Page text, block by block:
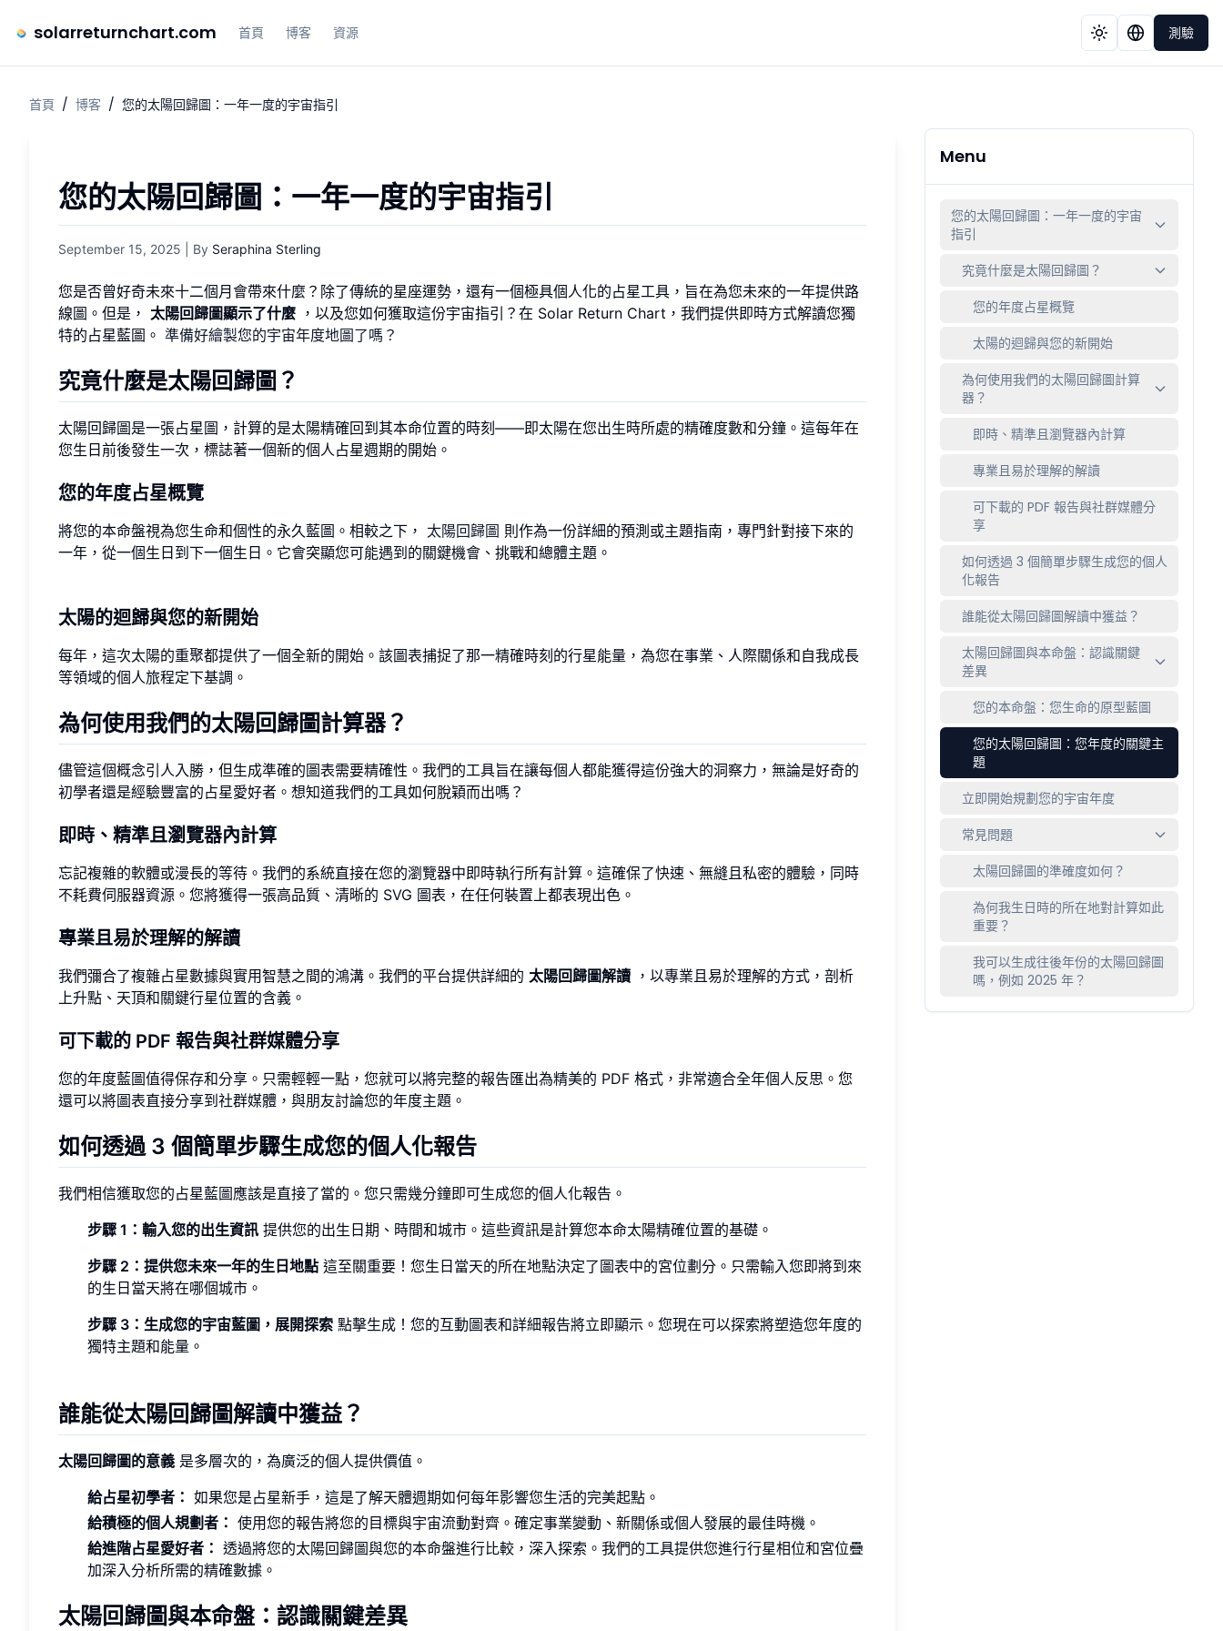
solarreturnchart.com 首頁 博客 資源 測驗
首頁 / 博客 / 您的太陽回歸圖：一年一度的宇宙指引
您的太陽回歸圖：一年一度的宇宙指引
September 15, 2025 | By Seraphina Sterling
您是否曾好奇未來十二個月會帶來什麼？除了傳統的星座運勢，還有一個極具個人化的占星工具，旨在為您未來的一年提供路
線圖。但是， 太陽回歸圖顯示了什麼 ，以及您如何獲取這份宇宙指引？在 Solar Return Chart，我們提供即時方式解讀您獨
特的占星藍圖。 準備好繪製您的宇宙年度地圖了嗎？
究竟什麼是太陽回歸圖？
太陽回歸圖是一張占星圖，計算的是太陽精確回到其本命位置的時刻——即太陽在您出生時所處的精確度數和分鐘。這每年在
您生日前後發生一次，標誌著一個新的個人占星週期的開始。
您的年度占星概覽
將您的本命盤視為您生命和個性的永久藍圖。相較之下， 太陽回歸圖 則作為一份詳細的預測或主題指南，專門針對接下來的
一年，從一個生日到下一個生日。它會突顯您可能遇到的關鍵機會、挑戰和總體主題。
太陽的迴歸與您的新開始
每年，這次太陽的重聚都提供了一個全新的開始。該圖表捕捉了那一精確時刻的行星能量，為您在事業、人際關係和自我成長
等領域的個人旅程定下基調。
為何使用我們的太陽回歸圖計算器？
儘管這個概念引人入勝，但生成準確的圖表需要精確性。我們的工具旨在讓每個人都能獲得這份強大的洞察力，無論是好奇的
初學者還是經驗豐富的占星愛好者。想知道我們的工具如何脫穎而出嗎？
即時、精準且瀏覽器內計算
忘記複雜的軟體或漫長的等待。我們的系統直接在您的瀏覽器中即時執行所有計算。這確保了快速、無縫且私密的體驗，同時
不耗費伺服器資源。您將獲得一張高品質、清晰的 SVG 圖表，在任何裝置上都表現出色。
專業且易於理解的解讀
我們彌合了複雜占星數據與實用智慧之間的鴻溝。我們的平台提供詳細的 太陽回歸圖解讀 ，以專業且易於理解的方式，剖析
上升點、天頂和關鍵行星位置的含義。
可下載的 PDF 報告與社群媒體分享
您的年度藍圖值得保存和分享。只需輕輕一點，您就可以將完整的報告匯出為精美的 PDF 格式，非常適合全年個人反思。您
還可以將圖表直接分享到社群媒體，與朋友討論您的年度主題。
如何透過 3 個簡單步驟生成您的個人化報告
我們相信獲取您的占星藍圖應該是直接了當的。您只需幾分鐘即可生成您的個人化報告。
步驟 1：輸入您的出生資訊 提供您的出生日期、時間和城市。這些資訊是計算您本命太陽精確位置的基礎。
步驟 2：提供您未來一年的生日地點 這至關重要！您生日當天的所在地點決定了圖表中的宮位劃分。只需輸入您即將到來
的生日當天將在哪個城市。
步驟 3：生成您的宇宙藍圖，展開探索 點擊生成！您的互動圖表和詳細報告將立即顯示。您現在可以探索將塑造您年度的
獨特主題和能量。
誰能從太陽回歸圖解讀中獲益？
太陽回歸圖的意義 是多層次的，為廣泛的個人提供價值。
給占星初學者： 如果您是占星新手，這是了解天體週期如何每年影響您生活的完美起點。
給積極的個人規劃者： 使用您的報告將您的目標與宇宙流動對齊。確定事業變動、新關係或個人發展的最佳時機。
給進階占星愛好者： 透過將您的太陽回歸圖與您的本命盤進行比較，深入探索。我們的工具提供您進行行星相位和宮位疊
加深入分析所需的精確數據。
太陽回歸圖與本命盤：認識關鍵差異
Menu
您的太陽回歸圖：一年一度的宇宙
指引
究竟什麼是太陽回歸圖？
您的年度占星概覽
太陽的迴歸與您的新開始
為何使用我們的太陽回歸圖計算
器？
即時、精準且瀏覽器內計算
專業且易於理解的解讀
可下載的 PDF 報告與社群媒體分
享
如何透過 3 個簡單步驟生成您的個人
化報告
誰能從太陽回歸圖解讀中獲益？
太陽回歸圖與本命盤：認識關鍵
差異
您的本命盤：您生命的原型藍圖
您的太陽回歸圖：您年度的關鍵主
題
立即開始規劃您的宇宙年度
常見問題
太陽回歸圖的準確度如何？
為何我生日時的所在地對計算如此
重要？
我可以生成往後年份的太陽回歸圖
嗎，例如 2025 年？